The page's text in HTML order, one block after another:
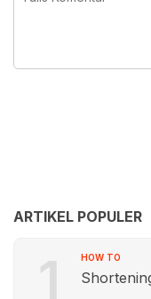
ARTIKEL POPULER
1 HOW TO